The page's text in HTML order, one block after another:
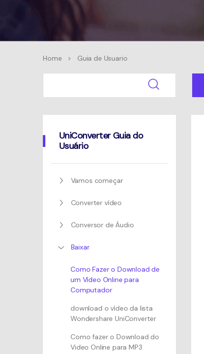
Home > Guia de Usuario
UniConverter Guia do
Usuário
Vamos começar
Converter vídeo
Conversor de Áudio
Baixar
Como Fazer o Download de
um Vídeo Online para
Computador
download o vídeo da lista
Wondershare UniConverter
Como fazer o Download do
Video Online para MP3